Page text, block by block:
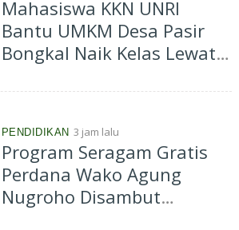
Mahasiswa KKN UNRI
Bantu UMKM Desa Pasir
Bongkal Naik Kelas Lewat
PENDIDIKAN 3 jam lalu
Program Seragam Gratis
Perdana Wako Agung
Nugroho Disambut